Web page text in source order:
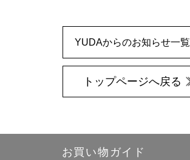
YUDAからのお知らせ一覧
トップページへ戻る
お買い物ガイド